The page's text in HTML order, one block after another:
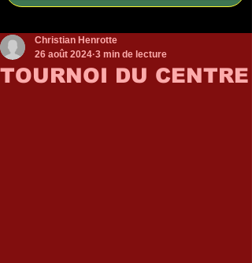
TOURNOI DU CENTRE
Christian Henrotte
26 août 2024 3 min de lecture